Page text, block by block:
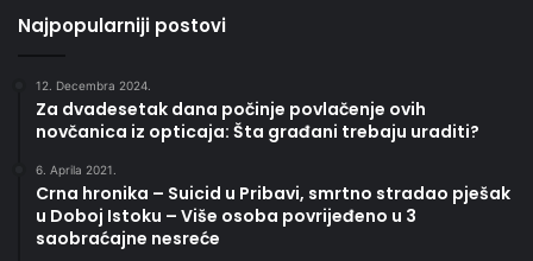
Najpopularniji postovi
12. Decembra 2024.
Za dvadesetak dana počinje povlačenje ovih
novčanica iz opticaja: Šta građani trebaju uraditi?
6. Aprila 2021.
Crna hronika – Suicid u Pribavi, smrtno stradao pješak
u Doboj Istoku – Više osoba povrijeđeno u 3
saobraćajne nesreće